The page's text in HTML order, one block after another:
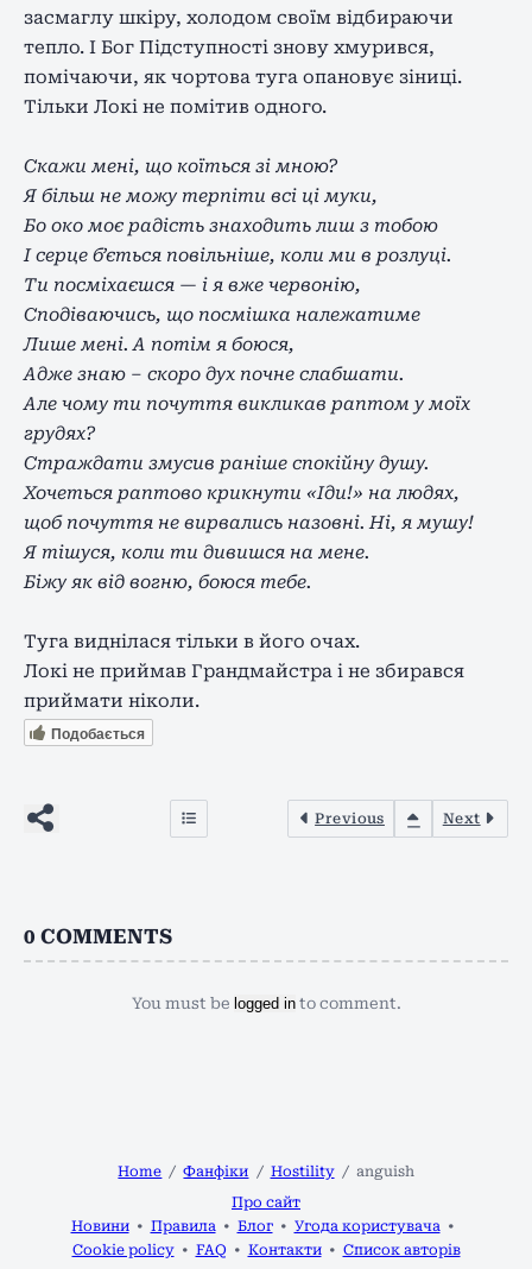
засмаглу шкіру, холодом своїм відбираючи
тепло. І Бог Підступності знову хмурився,
помічаючи, як чортова туга опановує зіниці.
Тільки Локі не помітив одного.
Скажи мені, що коїться зі мною?
Я більш не можу терпіти всі ці муки,
Бо око моє радість знаходить лиш з тобою
І серце б’ється повільніше, коли ми в розлуці.
Ти посміхаєшся — і я вже червонію,
Сподіваючись, що посмішка належатиме
Лише мені. А потім я боюся,
Адже знаю – скоро дух почне слабшати.
Але чому ти почуття викликав раптом у моїх
грудях?
Страждати змусив раніше спокійну душу.
Хочеться раптово крикнути «Іди!» на людях,
щоб почуття не вирвались назовні. Ні, я мушу!
Я тішуся, коли ти дивишся на мене.
Біжу як від вогню, боюся тебе.
Туга виднілася тільки в його очах.
Локі не приймав Грандмайстра і не збирався
приймати ніколи.
Подобається
Previous Next
0 COMMENTS
You must be logged into comment.
Home Фанфіки Hostility
anguish
Про сайт
Новини
Правила Блог
Угода користувача
Cookie policy
FAQ Контакти Список авторів